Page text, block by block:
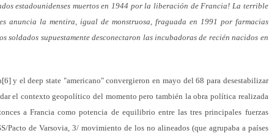
estadounidenses muertos en 1944 por la liberación de Francia! La terrible
anuncia la mentira, igual de monstruosa, fraguada en 1991 por farmacias
soldados supuestamente desconectaron las incubadoras de recién nacidos en
y el deep state "americano" convergieron en mayo del 68 para desestabilizar
el contexto geopolítico del momento pero también la obra política realizada
a Francia como potencia de equilibrio entre las tres principales fuerzas
Pacto de Varsovia, 3/ movimiento de los no alineados (que agrupaba a países